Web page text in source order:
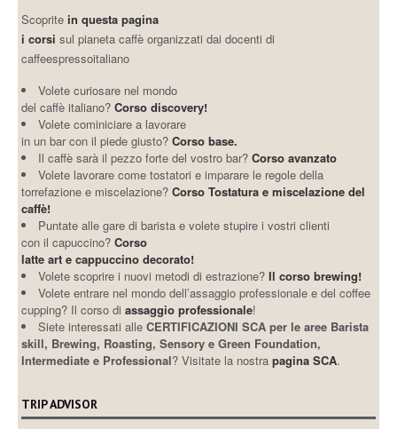
Scopritein questa pagina
i corsi sul pianeta caffè organizzati dai docenti di
caffeespressoitaliano
Volete curiosare nel mondo
del caffè italiano? Corso discovery!
Volete cominiciare a lavorare
in un bar con il piede giusto? Corso base.
Il caffè sarà il pezzo forte del vostro bar?Corso avanzato
Volete lavorare come tostatori e imparare le regole della
torrefazione e miscelazione?Corso Tostatura e miscelazione del
caffè!
Puntate alle gare di barista e volete stupire i vostri clienti
con il capuccino?Corso
latte art e cappuccino decorato!
Volete scoprire i nuovi metodi di estrazione?Il corso brewing!
Volete entrare nel mondo dell’assaggio professionale e del coffee
cupping? Il corso diassaggio professionale!
Siete interessati alleCERTIFICAZIONI SCA per le aree Barista
skill, Brewing, Roasting, Sensory e Green Foundation,
Intermediate e Professional? Visitate la nostrapagina SCA.
TRIP ADVISOR